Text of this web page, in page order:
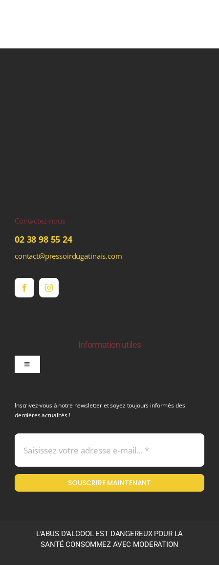
Contactez-nous
02 38 98 55 24
contact@pressoirdugatinais.com
Information utiles
Toggle
Mentions légales
Politique en matière de remboursements et de retours
Inscrivez-vous à notre newsletter et soyez toujours informés des
dernières actualités !
SOUSCRIRE MAINTENANT
L’ABUS D’ALCOOL EST DANGEREUX POUR LA
SANTÉ CONSOMMEZ AVEC MODERATION